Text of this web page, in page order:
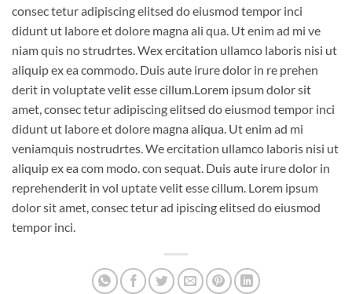
consec tetur adipiscing elitsed do eiusmod tempor inci
didunt ut labore et dolore magna ali qua. Ut enim ad mi ve
niam quis no strudrtes. Wex ercitation ullamco laboris nisi ut
aliquip ex ea commodo. Duis aute irure dolor in re prehen
derit in voluptate velit esse cillum.Lorem ipsum dolor sit
amet, consec tetur adipiscing elitsed do eiusmod tempor inci
didunt ut labore et dolore magna aliqua. Ut enim ad mi
veniamquis nostrudrtes. We ercitation ullamco laboris nisi ut
aliquip ex ea com modo. con sequat. Duis aute irure dolor in
reprehenderit in vol uptate velit esse cillum. Lorem ipsum
dolor sit amet, consec tetur ad ipiscing elitsed do eiusmod
tempor inci.